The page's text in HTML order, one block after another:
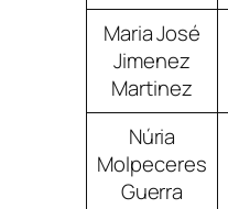
Maria José
Jimenez
Martinez
Núria
Molpeceres
Guerra